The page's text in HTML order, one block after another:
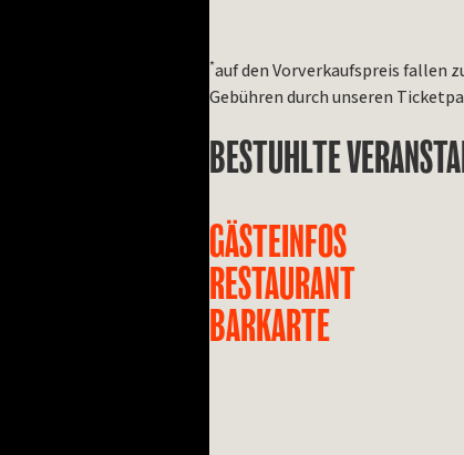
*auf den Vorverkaufspreis fallen
Gebühren durch unseren
BESTUHLTE
GÄSTEINFOS
RESTAURANT
BARKARTE